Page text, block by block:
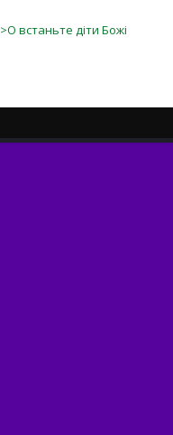
>О встаньте дiти Божi